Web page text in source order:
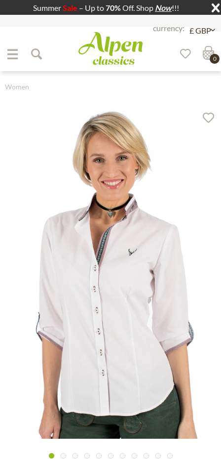
SummerSale – Up to70%Off. Shop Now!!!
Jump to content
0
Women